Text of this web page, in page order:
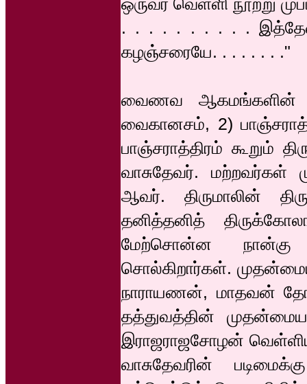
. . . . . . . . . .
கழஞ்சரையே. . . . . . . ."
வைணவ ஆகமங்களின்
வைகானசம், 2)
பாஞ்சராத்திரம் கூறும்
வாசுதேவர். மற்றவர்கள்
ஆவர். திருமாலின்
தனித்தனித்
மேற்சொன்ன நான்கு
சொல்கிறார்கள்.
நாராயணன், மாதவன்
தத்துவத்தின்
இராஜராஜசோழன்
வாசுதேவரின்